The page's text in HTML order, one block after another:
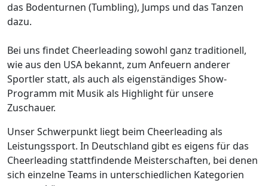
das Bodenturnen (Tumbling), Jumps und das Tanzen
dazu.
Bei uns findet Cheerleading sowohl ganz traditionell,
wie aus den USA bekannt, zum Anfeuern anderer
Sportler statt, als auch als eigenständiges Show-
Programm mit Musik als Highlight für unsere
Zuschauer.
Unser Schwerpunkt liegt beim Cheerleading als
Leistungssport. In Deutschland gibt es eigens für das
Cheerleading stattfindende Meisterschaften, bei denen
sich einzelne Teams in unterschiedlichen Kategorien